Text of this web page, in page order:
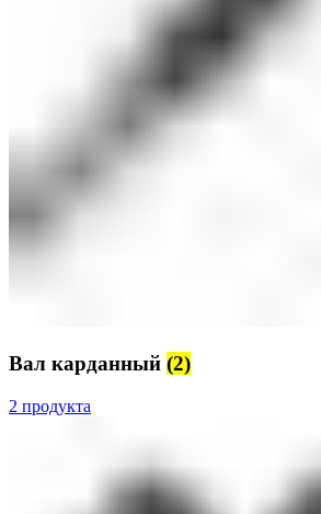
Вал карданный (2)
2 продукта